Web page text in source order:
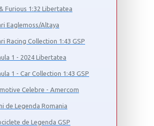
Furious 1:32 Libertatea
Eaglemoss/Altaya
Racing Collection 1:43 GSP
1 - 2024 Libertatea
1 - Car Collection 1:43 GSP
Celebre - Amercom
de Legenda Romania
de Legenda GSP